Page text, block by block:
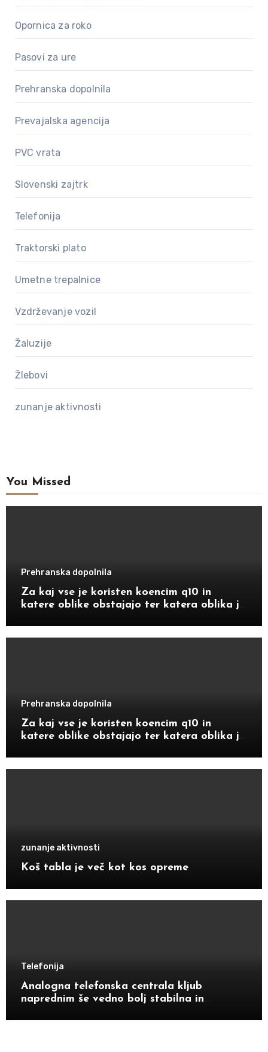
Opornica za roko
Pasovi za ure
Prehranska dopolnila
Prevajalska agencija
PVC vrata
Slovenski zajtrk
Telefonija
Traktorski plato
Umetne trepalnice
Vzdrževanje vozil
Žaluzije
Žlebovi
zunanje aktivnosti
You Missed
Prehranska dopolnila
Za kaj vse je koristen koencim q10 in
katere oblike obstajajo ter katera oblika je
Prehranska dopolnila
Za kaj vse je koristen koencim q10 in
katere oblike obstajajo ter katera oblika je
zunanje aktivnosti
Koš tabla je več kot kos opreme
Telefonija
Analogna telefonska centrala kljub
naprednim še vedno bolj stabilna in